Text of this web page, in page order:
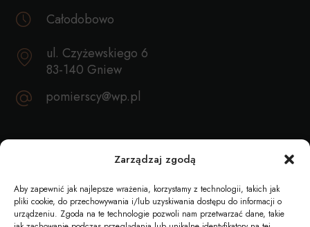
Zarządzaj zgodą
Aby zapewnić jak najlepsze wrażenia, korzystamy z technologii, takich jak
pliki cookie, do przechowywania i/lub uzyskiwania dostępu do informacji o
urządzeniu. Zgoda na te technologie pozwoli nam przetwarzać dane, takie
Całodobowo
ul. Czyżewskiego 6
83-140 Gniew
pomierscy@wp.pl
REKOMENDACJE